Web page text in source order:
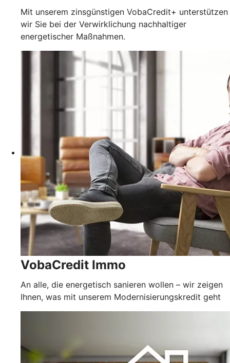
Mit unserem zinsgünstigen VobaCredit+ unterstützen
wir Sie bei der Verwirklichung nachhaltiger
energetischer Maßnahmen.
VobaCredit Immo
An alle, die energetisch sanieren wollen – wir zeigen
Ihnen, was mit unserem Modernisierungskredit geht